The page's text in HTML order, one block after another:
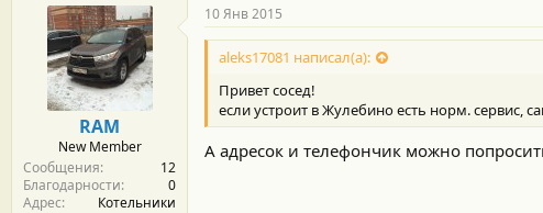
г
о
д
а
н
о
с
т
RAM
New Member
Сообщения
12
Благодарности
0
Адрес
Котельники
10 Янв 2015
aleks17081 написал(а):
Привет сосед!
если устроит в Жулебино есть норм. сервис,
А адресок и телефончик можно